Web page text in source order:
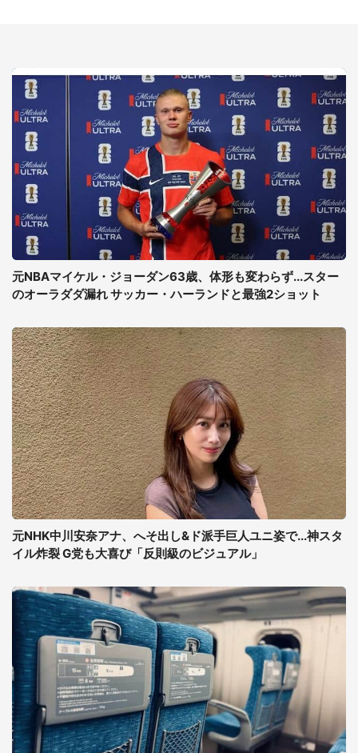
元NBAマイケル・ジョーダン63歳、体形も変わらず...スター
のオーラダダ漏れ サッカー・ハーランドと最強2ショット
元NHK中川安奈アナ、へそ出し&ド派手巨人ユニ姿で...神スタ
イル炸裂 G党も大喜び「反則級のビジュアル」